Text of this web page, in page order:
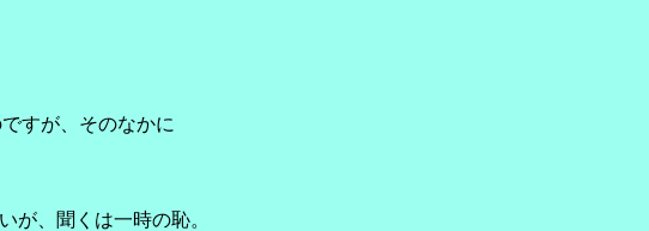
すが、そのなかに
が、聞くは一時の恥。